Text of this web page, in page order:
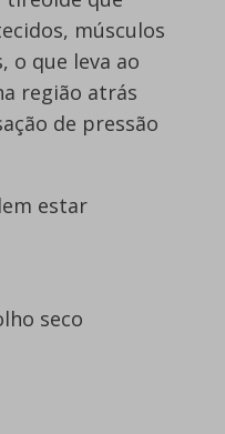
músculos
o que leva ao
região atrás
de pressão
estar
seco